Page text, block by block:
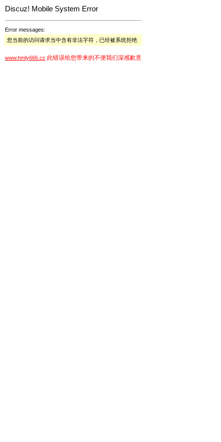
Discuz! Mobile System Error
Error messages:
您当前的访问请求当中含有非法字符，已经被系统拒绝
www.hmly666.cc 此错误给您带来的不便我们深感歉意